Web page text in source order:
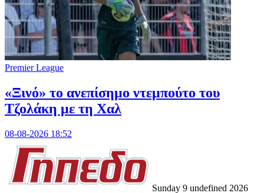
Premier League
«Ξινό» το ανεπίσημο ντεμπούτο του
Τζολάκη με τη Χαλ
08-08-2026 18:52
Sunday 9 undefined 2026